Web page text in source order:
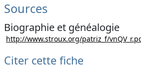
Sources
Biographie et généalogie
http://www.stroux.org/patriz_f/
Citer cette fiche